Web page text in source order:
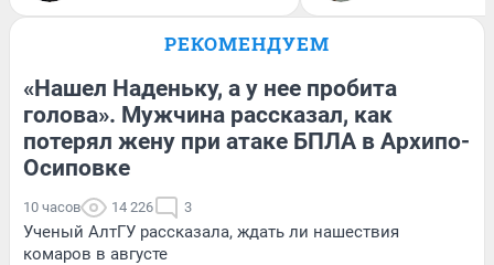
РЕКОМЕНДУЕМ
«Нашел Наденьку, а у нее пробита
голова». Мужчина рассказал, как
потерял жену при атаке БПЛА в Архипо-
Осиповке
10 часов 14 226 3
Ученый АлтГУ рассказала, ждать ли нашествия
комаров в августе